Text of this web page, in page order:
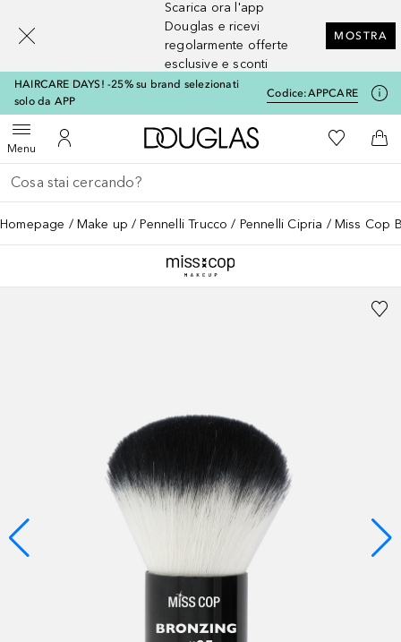
Scarica ora l'app
Douglas e ricevi
regolarmente offerte
esclusive e sconti
MOSTRA
HAIRCARE DAYS! -25% su brand selezionati
solo da APP
Codice:APPCARE
MenuApri menuAl Mio Account
A Douglas HomeAlla Mia
Al
Torna indietro
Esegui ricerca
Homepage Make up Pennelli Trucco Pennelli Cipria Miss Cop
[navigation.slideout.screenreader]